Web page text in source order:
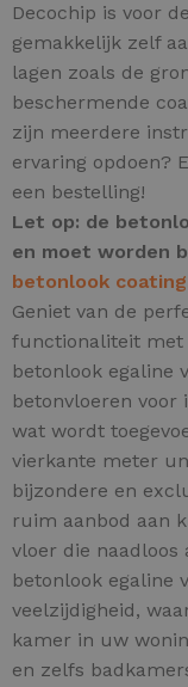
Decochip is voor
gemakkelijk zelf
lagen zoals de
beschermende
zijn meerdere
ervaring opdoen?
een bestelling!
Let op: de
en moet worden
betonlook
Geniet van de
functionaliteit met
betonlook egaline
betonvloeren voor
wat wordt
vierkante meter
bijzondere en
ruim aanbod aan
vloer die
betonlook egaline
veelzijdigheid,
kamer in uw
en zelfs